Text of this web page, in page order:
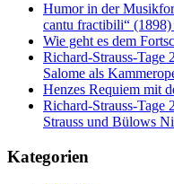
Humor in der
cantu fractibili“
Wie geht es dem
Richard-Strauss-Tage
Salome als
Henzes Requiem mit
Richard-Strauss-Tage
Strauss und Bülows
Kategorien